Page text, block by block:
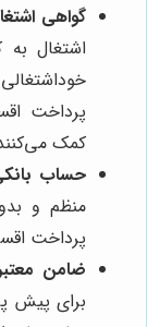
گواهی
اشتغال به
پرداخت
کمک
حساب
منظم و
پرداخت
ضامن
برای پیش